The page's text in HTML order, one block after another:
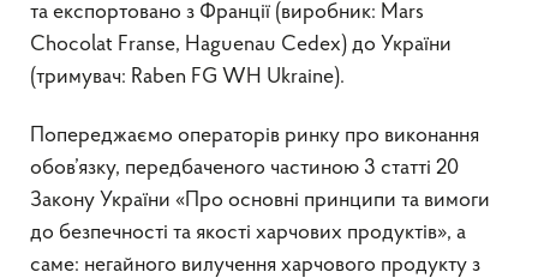
та експортовано з Франції (виробник: Mars
Chocolat Franse, Haguenau Cedex) до України
(тримувач: Raben FG WH Ukraine).
Попереджаємо операторів ринку про виконання
обов’язку, передбаченого частиною 3 статті 20
Закону України «Про основні принципи та вимоги
до безпечності та якості харчових продуктів», а
саме: негайного вилучення харчового продукту з